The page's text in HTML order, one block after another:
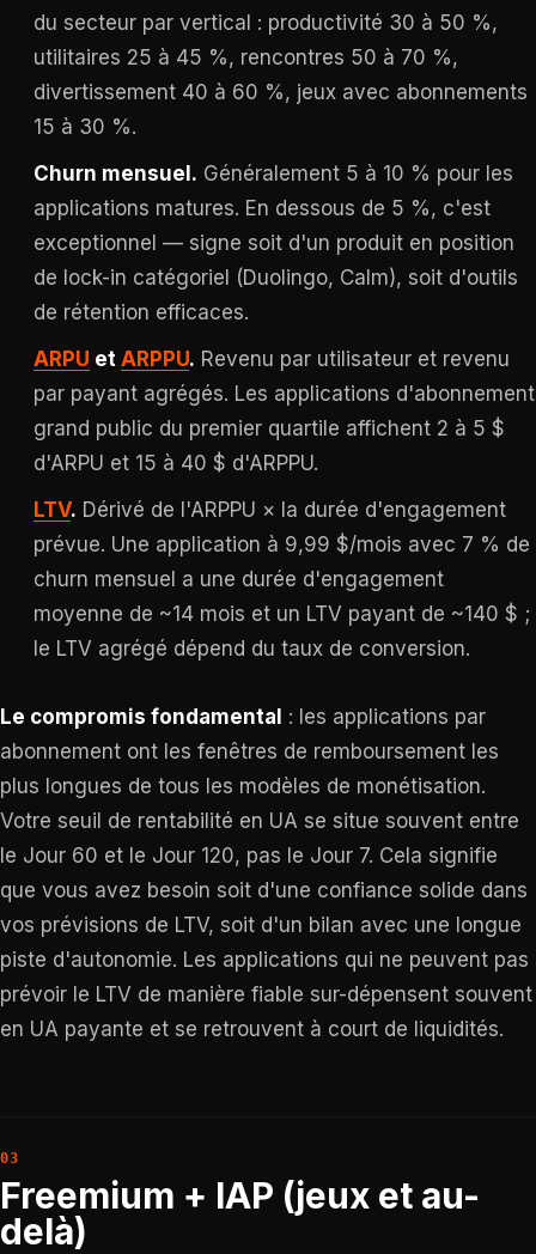
du secteur par vertical : productivité 30 à 50 %,
utilitaires 25 à 45 %, rencontres 50 à 70 %,
divertissement 40 à 60 %, jeux avec abonnements
15 à 30 %.
Churn mensuel. Généralement 5 à 10 % pour les
applications matures. En dessous de 5 %, c'est
exceptionnel — signe soit d'un produit en position
de lock-in catégoriel (Duolingo, Calm), soit d'outils
de rétention efficaces.
ARPU et ARPPU. Revenu par utilisateur et revenu
par payant agrégés. Les applications d'abonnement
grand public du premier quartile affichent 2 à 5 $
d'ARPU et 15 à 40 $ d'ARPPU.
LTV. Dérivé de l'ARPPU × la durée d'engagement
prévue. Une application à 9,99 $/mois avec 7 % de
churn mensuel a une durée d'engagement
moyenne de ~14 mois et un LTV payant de ~140 $ ;
le LTV agrégé dépend du taux de conversion.
Le compromis fondamental : les applications par
abonnement ont les fenêtres de remboursement les
plus longues de tous les modèles de monétisation.
Votre seuil de rentabilité en UA se situe souvent entre
le Jour 60 et le Jour 120, pas le Jour 7. Cela signifie
que vous avez besoin soit d'une confiance solide dans
vos prévisions de LTV, soit d'un bilan avec une longue
piste d'autonomie. Les applications qui ne peuvent pas
prévoir le LTV de manière fiable sur-dépensent souvent
en UA payante et se retrouvent à court de liquidités.
Freemium + IAP (jeux et au-
delà)